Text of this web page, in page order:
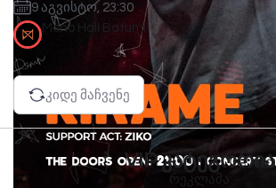
9 აგვისტო, 23:30
Mono Hall Batumi
კიდე მაჩვენე
VIP კატეგორია
რეკლამა